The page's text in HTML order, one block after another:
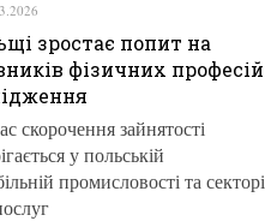
зростає попит на
фізичних професій
скорочення зайнятості
у польській
промисловості та секторі